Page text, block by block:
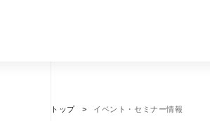
トップ イベント・セミナー情報